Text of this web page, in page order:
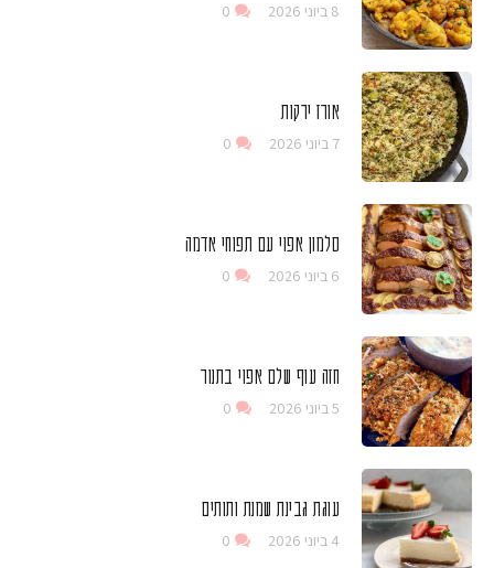
8 ביוני 2026 0
אורז ירקות
7 ביוני 2026 0
סלמון אפוי עם תפוחי אדמה
6 ביוני 2026 0
חזה עוף שלם אפוי בתנור
5 ביוני 2026 0
עוגת גבינת שמנת ותותים
4 ביוני 2026 0